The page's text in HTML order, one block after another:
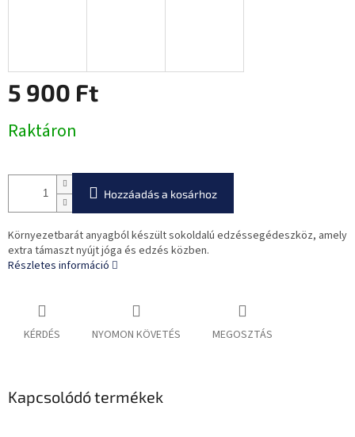
5 900 Ft
Raktáron
Hozzáadás a kosárhoz
Környezetbarát anyagból készült sokoldalú edzéssegédeszköz, amely
extra támaszt nyújt jóga és edzés közben.
Részletes információ
KÉRDÉS NYOMON KÖVETÉS MEGOSZTÁS
Kapcsolódó termékek